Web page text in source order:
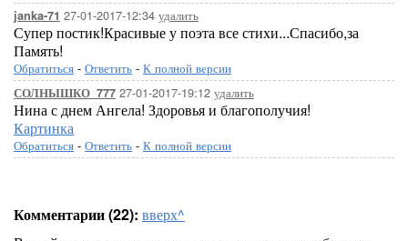
janka-71 27-01-2017-12:34 удалить
Супер постик!Красивые у поэта все стихи...Спасибо,за
Память!
Обратиться - Ответить - К полной версии
СОЛНЫШКО_777 27-01-2017-19:12 удалить
Нина с днем Ангела! Здоровья и благополучия!
Картинка
Обратиться - Ответить - К полной версии
Комментарии (22): вверх^